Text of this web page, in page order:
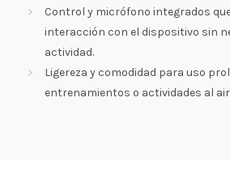
Control y micrófono integrados
interacción con el dispositivo sin
actividad.
Ligereza y comodidad para uso
entrenamientos o actividades al